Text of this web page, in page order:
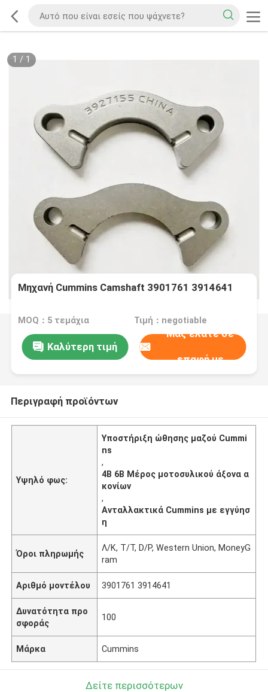
1 / 1
Μηχανή Cummins Camshaft 3901761 3914641
MOQ：5 τεμάχια Τιμή：negotiable
Καλύτερη τιμή
Μας ελάτε σε
επαφή με
Περιγραφή προϊόντων
Υψηλό φως:
Υποστήριξη ώθησης μαζού Cummi
ns
,
4Β 6Β Μέρος μοτοσυλικού άξονα α
κονίων
,
Ανταλλακτικά Cummins με εγγύησ
η
Όροι πληρωμής
Λ/Κ, T/T, D/P, Western Union, MoneyG
ram
Αριθμό μοντέλου 3901761 3914641
Δυνατότητα προ
σφοράς
100
Μάρκα Cummins
Δείτε περισσότερων